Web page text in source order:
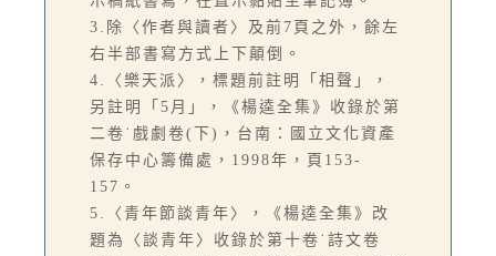
3.除〈作者與讀者〉及前7頁之外，餘左
右半部書寫方式上下顛倒。
4.〈樂天派〉，標題前註明「相聲」，
另註明「5月」，《楊逵全集》收錄於第
二卷˙戲劇卷(下)，台南：國立文化資產
保存中心籌備處，1998年，頁153-
157。
5.〈青年節談青年〉，《楊逵全集》改
題為〈談青年〉收錄於第十卷˙詩文卷